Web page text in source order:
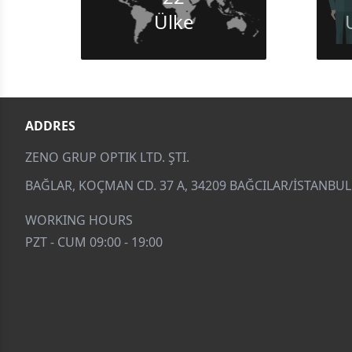
Ülke
ADDRES
ZENO GRUP OPTIK LTD. ŞTI.
BAĞLAR, KOÇMAN CD. 37 A, 34209 BAĞCILAR/İSTANBUL
WORKING HOURS
PZT - CUM 09:00 - 19:00